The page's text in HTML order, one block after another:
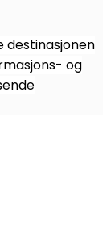
destinasjonen
og